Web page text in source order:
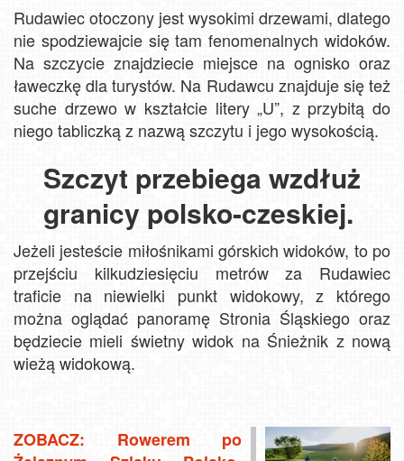
Rudawiec otoczony jest wysokimi drzewami, dlatego
nie spodziewajcie się tam fenomenalnych widoków.
Na szczycie znajdziecie miejsce na ognisko oraz
ławeczkę dla turystów. Na Rudawcu znajduje się też
suche drzewo w kształcie litery „U”, z przybitą do
niego tabliczką z nazwą szczytu i jego wysokością.
Szczyt przebiega wzdłuż
granicy polsko-czeskiej.
Jeżeli jesteście miłośnikami górskich widoków, to po
przejściu kilkudziesięciu metrów za Rudawiec
traficie na niewielki punkt widokowy, z którego
można oglądać panoramę Stronia Śląskiego oraz
będziecie mieli świetny widok na Śnieżnik z nową
wieżą widokową.
ZOBACZ: Rowerem po